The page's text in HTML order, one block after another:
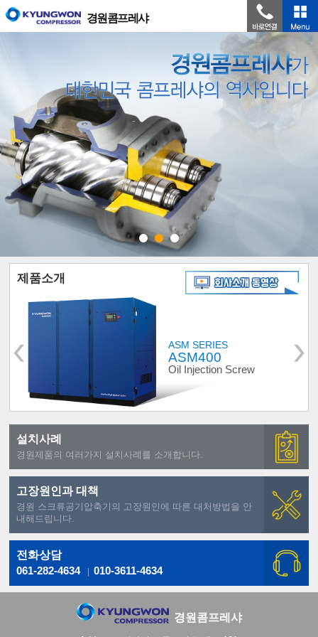
경원콤프레샤
제품소개
ASM SERIES
ASM400
Oil Injection Screw
설치사례
경원제품의 여러가지 설치사례를 소개합니다.
고장원인과 대책
경원 스크류공기압축기의 고장원인에 따른 대처방법을 안
내해드립니다.
전화상담
061-282-4634
010-3611-4634
경원콤프레샤